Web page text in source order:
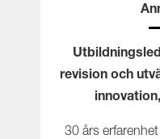
revision och
30 års